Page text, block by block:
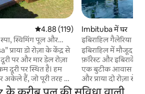
औसत रेटिंग 5 में से 4.88, 119 समीक्षाएँ
4.88 (119)
स्पा, स्विमिंग पूल और
प्राया डो रोज़ा के केंद्र से
पर और मार डेल रोज़ा
पर स्थित है। हम
अकेले हैं, जो पूरी तरह से
है। अधिकतम
Imbituba में घर
इबिराहिल गैलेरिया -
इबिराहिल में मौजूद
फ़ॉरेस्ट और
एक बुटीक आवास है —
और प्राया दो रोज़ा से
पर मौजूद तीन स्वतंत्र